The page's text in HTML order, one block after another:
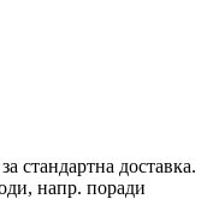
стандартна доставка.
напр. поради